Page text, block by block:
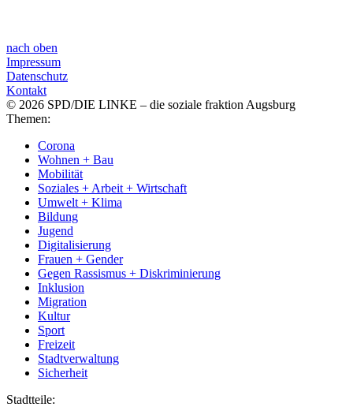
nach oben
Impressum
Datenschutz
Kontakt
© 2026 SPD/DIE LINKE – die soziale fraktion Augsburg
Themen:
Corona
Wohnen + Bau
Mobilität
Soziales + Arbeit + Wirtschaft
Umwelt + Klima
Bildung
Jugend
Digitalisierung
Frauen + Gender
Gegen Rassismus + Diskriminierung
Inklusion
Migration
Kultur
Sport
Freizeit
Stadtverwaltung
Sicherheit
Stadtteile: